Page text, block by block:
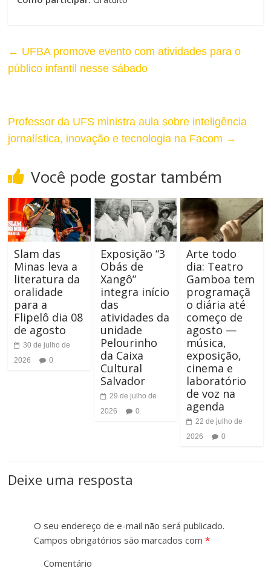
C
o
n
t
r
a
a
h
o
d
← UFBA promove evento com atividades para o
público infantil nesse sábado
Professor da UFS ministra aula sobre inteligência
jornalística, inovação e tecnologia na Facom →
Você pode gostar também
Slam das
Minas leva a
literatura da
oralidade
para a
Flipelô dia 08
de agosto
30 de julho de
2026
0
Exposição “3
Obás de
Xangô”
integra início
das
atividades da
unidade
Pelourinho
da Caixa
Cultural
Salvador
29 de julho de
2026
0
Arte todo
dia: Teatro
Gamboa tem
programaçã
o diária até
começo de
agosto —
música,
exposição,
cinema e
laboratório
de voz na
agenda
22 de julho de
2026
0
Deixe uma resposta
O seu endereço de e-mail não será publicado.
Campos obrigatórios são marcados com *
Comentário